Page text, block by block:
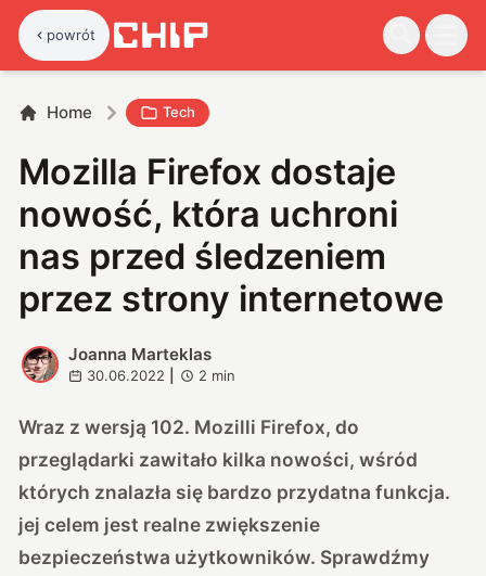
powrót
Home Tech
Mozilla Firefox dostaje
nowość, która uchroni
nas przed śledzeniem
przez strony internetowe
J
Joanna Marteklas
30.06.2022 2 min
Wraz z wersją 102. Mozilli Firefox, do
przeglądarki zawitało kilka nowości, wśród
których znalazła się bardzo przydatna funkcja.
jej celem jest realne zwiększenie
bezpieczeństwa użytkowników. Sprawdźmy